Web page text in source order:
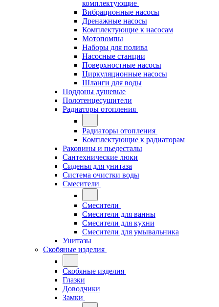
комплектующие
Вибрационные насосы
Дренажные насосы
Комплектующие к насосам
Мотопомпы
Наборы для полива
Насосные станции
Поверхностные насосы
Циркуляционные насосы
Шланги для воды
Поддоны душевые
Полотенцесушители
Радиаторы отопления
Радиаторы отопления
Комплектующие к радиаторам
Раковины и пьедесталы
Сантехнические люки
Сиденья для унитаза
Система очистки воды
Смесители
Смесители
Смесители для ванны
Смесители для кухни
Смесители для умывальника
Унитазы
Скобяные изделия
Скобяные изделия
Глазки
Доводчики
Замки